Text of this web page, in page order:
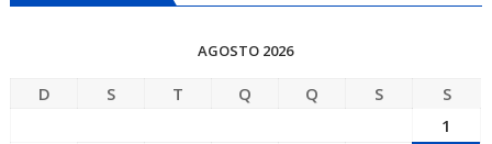
AGOSTO 2026
D S T Q Q S
S
1